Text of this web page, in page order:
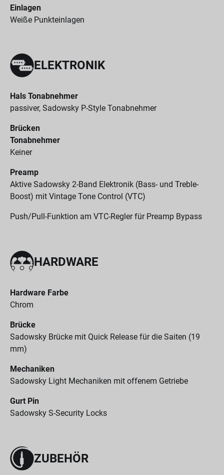
Einlagen
Weiße Punkteinlagen
ELEKTRONIK
Hals Tonabnehmer
passiver, Sadowsky P-Style Tonabnehmer
Brücken
Tonabnehmer
Keiner
Preamp
Aktive Sadowsky 2-Band Elektronik (Bass- und Treble-
Boost) mit Vintage Tone Control (VTC)
Push/Pull-Funktion am VTC-Regler für Preamp Bypass
HARDWARE
Hardware Farbe
Chrom
Brücke
Sadowsky Brücke mit Quick Release für die Saiten (19
mm)
Mechaniken
Sadowsky Light Mechaniken mit offenem Getriebe
Gurt Pin
Sadowsky S-Security Locks
ZUBEHÖR